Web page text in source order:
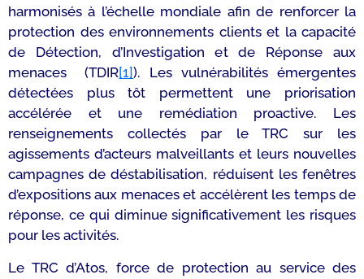
harmonisés à l’échelle mondiale afin de renforcer la
protection des environnements clients et la capacité
de Détection, d’Investigation et de Réponse aux
menaces (TDIR[1]). Les vulnérabilités émergentes
détectées plus tôt permettent une priorisation
accélérée et une remédiation proactive. Les
renseignements collectés par le TRC sur les
agissements d’acteurs malveillants et leurs nouvelles
campagnes de déstabilisation, réduisent les fenêtres
d’expositions aux menaces et accélèrent les temps de
réponse, ce qui diminue significativement les risques
pour les activités.
Le TRC d’Atos, force de protection au service des